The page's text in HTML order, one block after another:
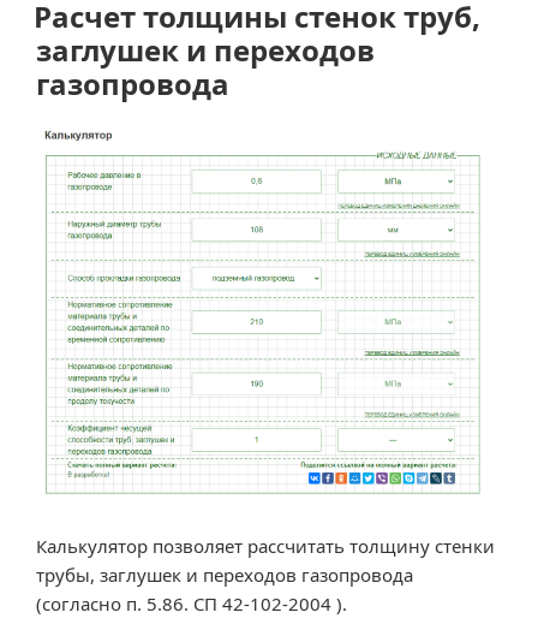
для
переходов
и
газопровода.»
Расчет толщины стенок труб,
заглушек и переходов
газопровода
Калькулятор позволяет рассчитать толщину стенки
трубы, заглушек и переходов газопровода
(согласно п. 5.86. СП 42-102-2004 ).